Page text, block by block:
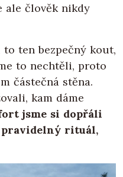
ale člověk nikdy
ten bezpečný kout,
to nechtěli, proto
částečná stěna.
kam dáme
jsme si dopřáli
pravidelný rituál,